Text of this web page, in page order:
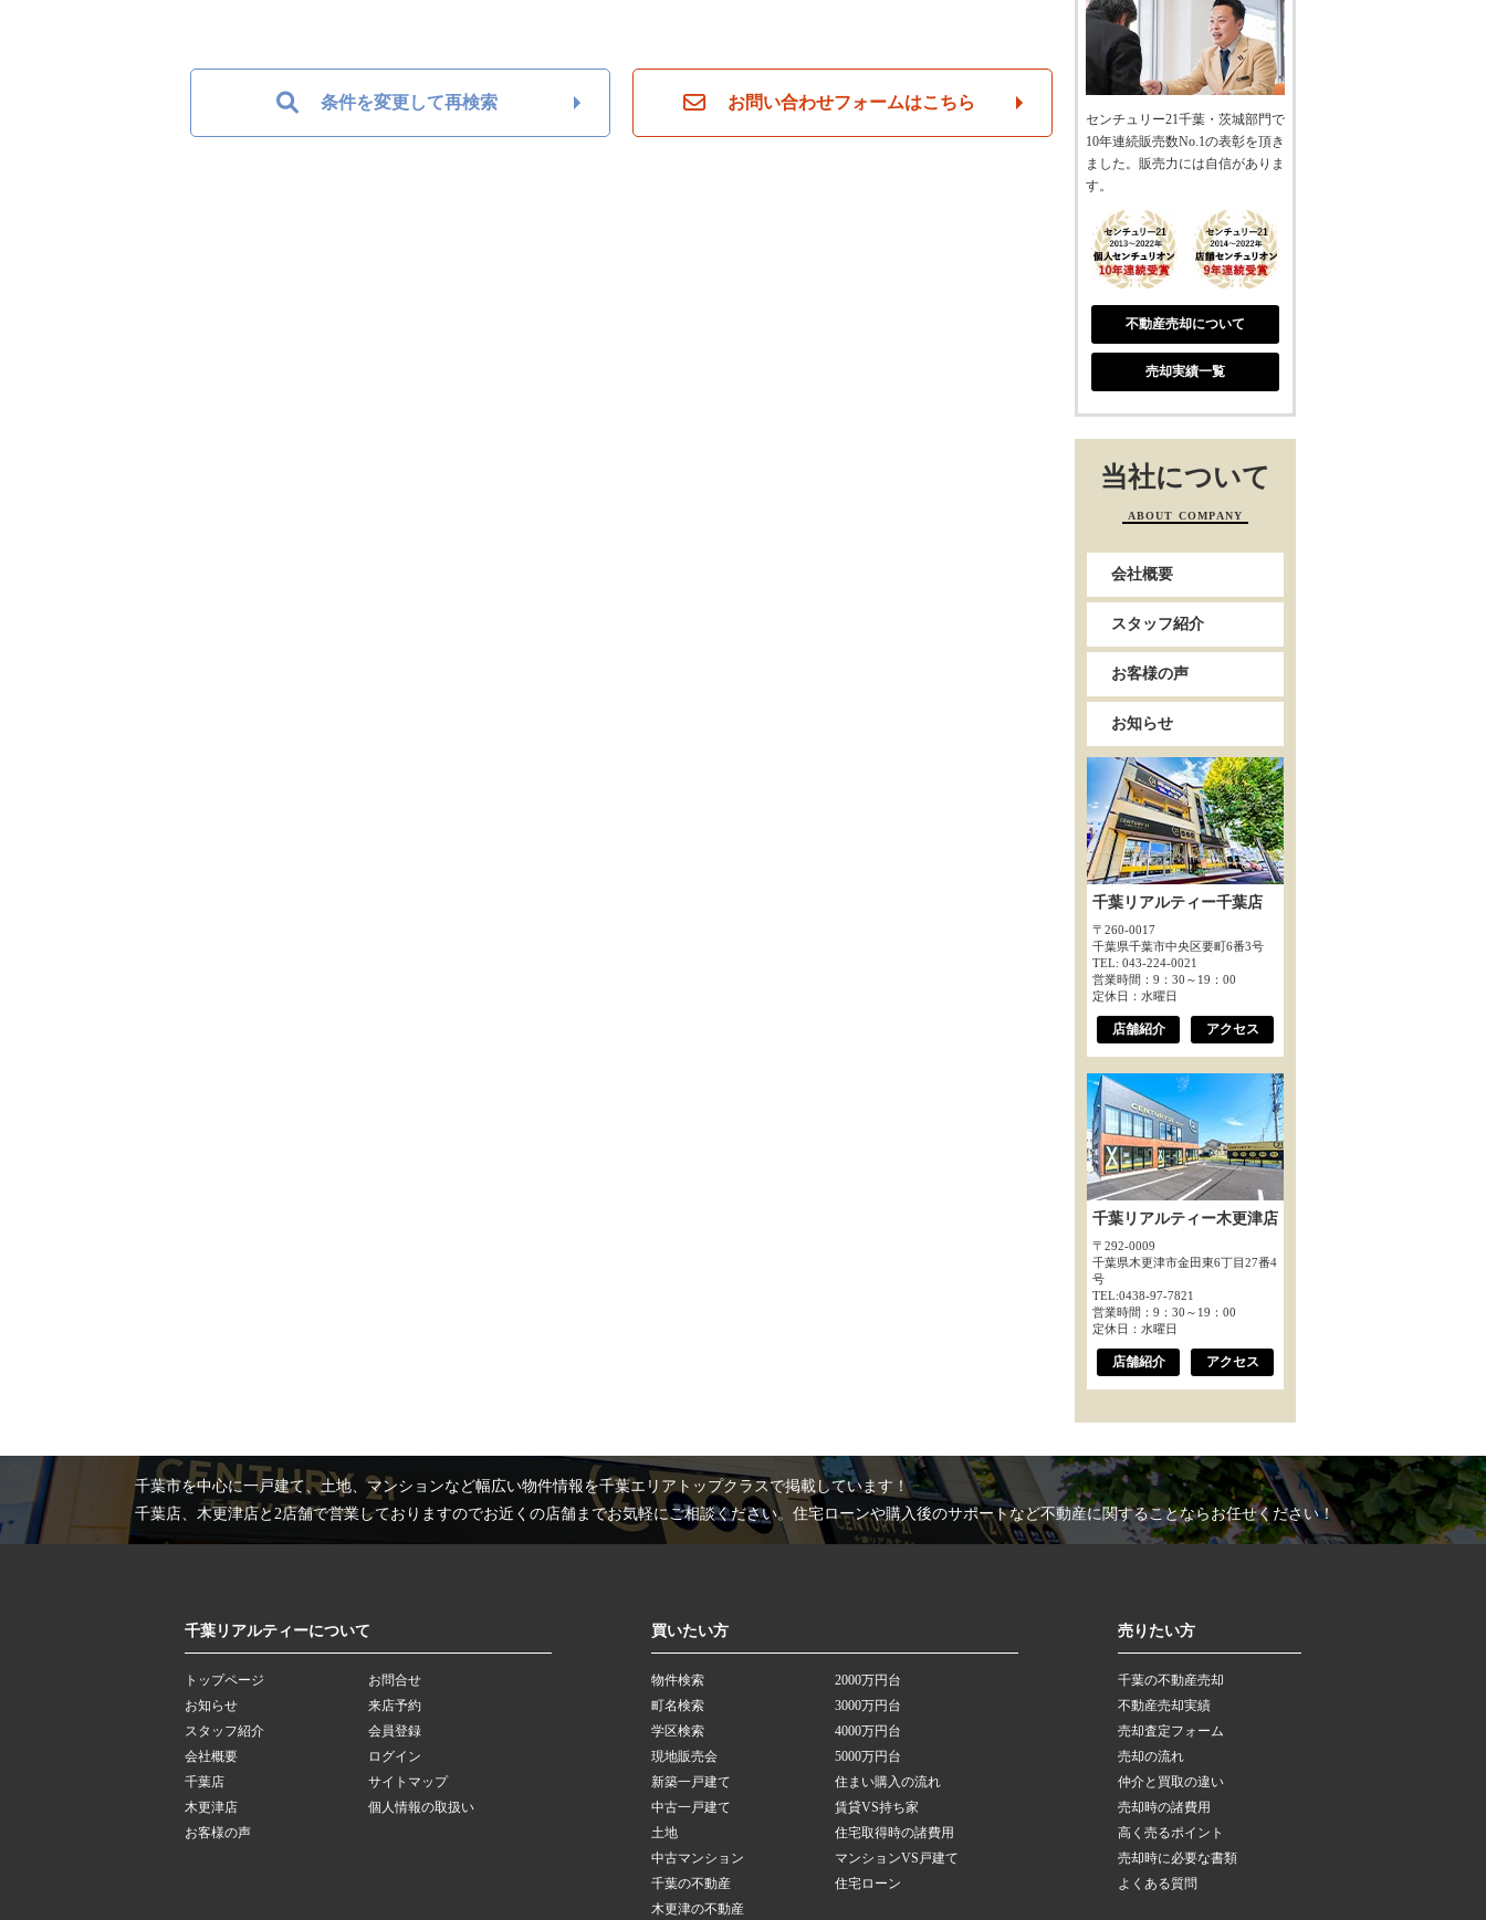
条件を変更して再検索 お問い合わせフォームはこちら
センチュリー21千葉・茨城部門で
10年連続販売数No.1の表彰を頂き
ました。販売力には自信がありま
す。
不動産売却について
売却実績一覧
当社について
ABOUT COMPANY
会社概要
スタッフ紹介
お客様の声
お知らせ
千葉リアルティー千葉店
〒260-0017
千葉県千葉市中央区要町6番3号
TEL: 043-224-0021
営業時間：9：30～19：00
定休日：水曜日
店舗紹介 アクセス
千葉リアルティー木更津店
〒292-0009
千葉県木更津市金田東6丁目27番4
号
TEL:0438-97-7821
営業時間：9：30～19：00
定休日：水曜日
店舗紹介 アクセス
千葉市を中心に一戸建て、土地、マンションなど幅広い物件情報を千葉エリアトップクラスで掲載しています！
千葉店、木更津店と2店舗で営業しておりますのでお近くの店舗までお気軽にご相談ください。住宅ローンや購入後のサポートなど不動産に関することならお任せください！
千葉リアルティーについて
トップページ
お知らせ
スタッフ紹介
会社概要
千葉店
木更津店
お客様の声
お問合せ
来店予約
会員登録
ログイン
サイトマップ
個人情報の取扱い
買いたい方
物件検索
町名検索
学区検索
現地販売会
新築一戸建て
中古一戸建て
土地
中古マンション
千葉の不動産
木更津の不動産
2000万円台
3000万円台
4000万円台
5000万円台
住まい購入の流れ
賃貸VS持ち家
住宅取得時の諸費用
マンションVS戸建て
住宅ローン
売りたい方
千葉の不動産売却
不動産売却実績
売却査定フォーム
売却の流れ
仲介と買取の違い
売却時の諸費用
高く売るポイント
売却時に必要な書類
よくある質問